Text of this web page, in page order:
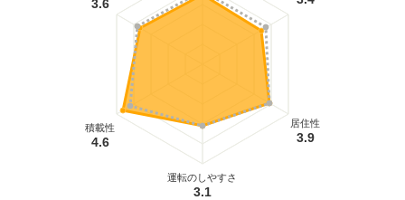
居住性
3.9
運転のしやすさ
3.1
積載性
4.6
3.6